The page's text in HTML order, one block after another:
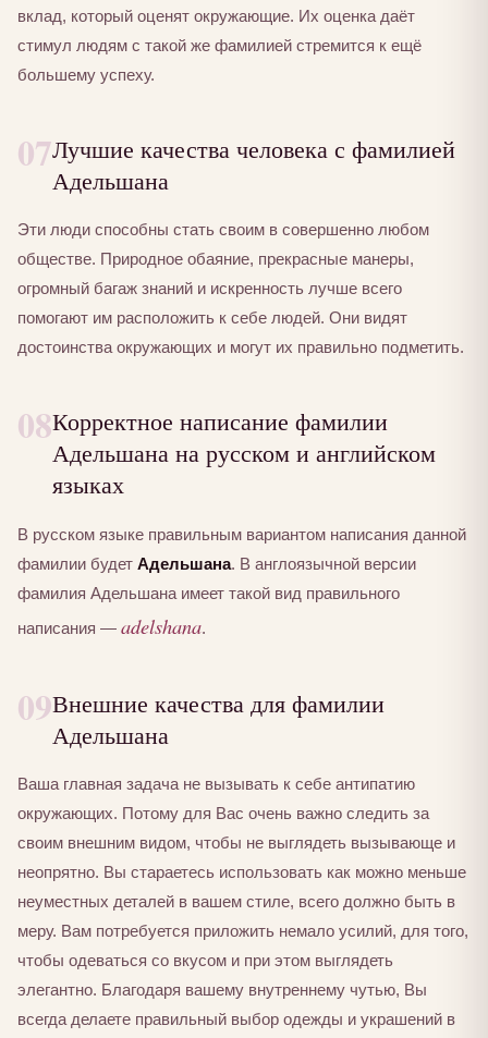
вклад, который оценят окружающие. Их оценка даёт
стимул людям с такой же фамилией стремится к ещё
большему успеху.
07Лучшие качества человека с фамилией
Адельшана
Эти люди способны стать своим в совершенно любом
обществе. Природное обаяние, прекрасные манеры,
огромный багаж знаний и искренность лучше всего
помогают им расположить к себе людей. Они видят
достоинства окружающих и могут их правильно подметить.
08Корректное написание фамилии
Адельшана на русском и английском
языках
В русском языке правильным вариантом написания данной
фамилии будет Адельшана. В англоязычной версии
фамилия Адельшана имеет такой вид правильного
написания — adelshana.
09Внешние качества для фамилии
Адельшана
Ваша главная задача не вызывать к себе антипатию
окружающих. Потому для Вас очень важно следить за
своим внешним видом, чтобы не выглядеть вызывающе и
неопрятно. Вы стараетесь использовать как можно меньше
неуместных деталей в вашем стиле, всего должно быть в
меру. Вам потребуется приложить немало усилий, для того,
чтобы одеваться со вкусом и при этом выглядеть
элегантно. Благодаря вашему внутреннему чутью, Вы
всегда делаете правильный выбор одежды и украшений в